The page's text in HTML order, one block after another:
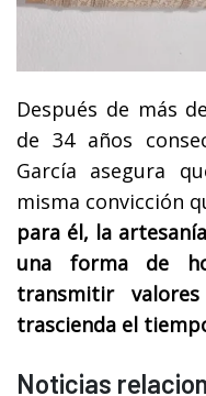
Después de más
de 34 años
García asegura
misma convicción
para él, la
una forma de
transmitir
trascienda el
Noticias